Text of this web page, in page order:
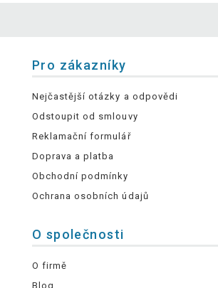
Pro zákazníky
Nejčastější otázky a odpovědi
Odstoupit od smlouvy
Reklamační formulář
Doprava a platba
Obchodní podmínky
Ochrana osobních údajů
O společnosti
O firmě
Blog